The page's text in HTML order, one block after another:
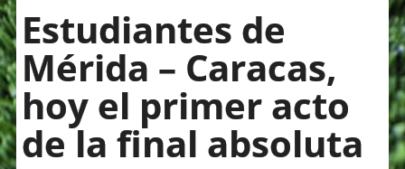
Estudiantes de
Mérida – Caracas,
hoy el primer acto
de la final absoluta